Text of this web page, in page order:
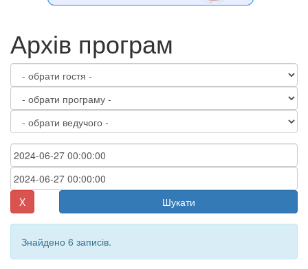
Архів програм
X Шукати
Знайдено 6 записів.